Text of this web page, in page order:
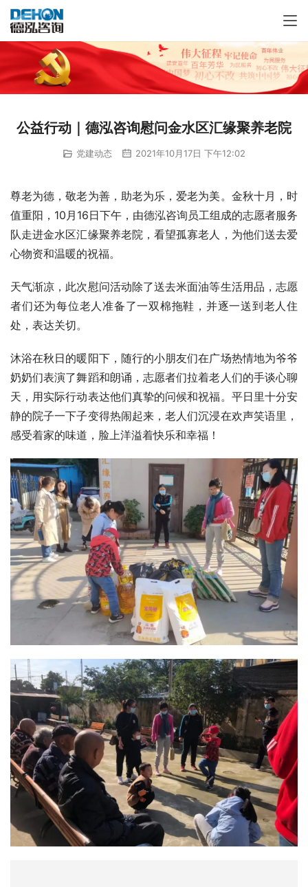
公益行动｜德泓咨询慰问金水区汇缘聚养老院
党建动态 2021年10月17日 下午12:02
尊老为德，敬老为善，助老为乐，爱老为美。金秋十月，时
值重阳，10月16日下午，由德泓咨询员工组成的志愿者服务
队走进金水区汇缘聚养老院，看望孤寡老人，为他们送去爱
心物资和温暖的祝福。
天气渐凉，此次慰问活动除了送去米面油等生活用品，志愿
者们还为每位老人准备了一双棉拖鞋，并逐一送到老人住
处，表达关切。
沐浴在秋日的暖阳下，随行的小朋友们在广场热情地为爷爷
奶奶们表演了舞蹈和朗诵，志愿者们拉着老人们的手谈心聊
天，用实际行动表达他们真挚的问候和祝福。平日里十分安
静的院子一下子变得热闹起来，老人们沉浸在欢声笑语里，
感受着家的味道，脸上洋溢着快乐和幸福！